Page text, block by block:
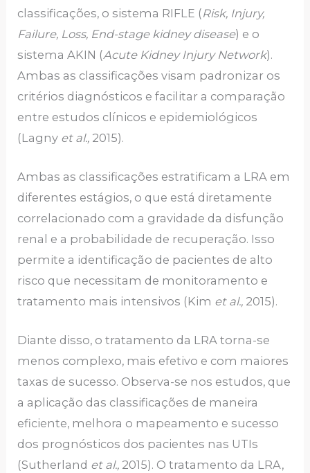
classificações, o sistema RIFLE (Risk, Injury,
Failure, Loss, End-stage kidney disease) e o
sistema AKIN (Acute Kidney Injury Network).
Ambas as classificações visam padronizar os
critérios diagnósticos e facilitar a comparação
entre estudos clínicos e epidemiológicos
(Lagny et al., 2015).
Ambas as classificações estratificam a LRA em
diferentes estágios, o que está diretamente
correlacionado com a gravidade da disfunção
renal e a probabilidade de recuperação. Isso
permite a identificação de pacientes de alto
risco que necessitam de monitoramento e
tratamento mais intensivos (Kim et al., 2015).
Diante disso, o tratamento da LRA torna-se
menos complexo, mais efetivo e com maiores
taxas de sucesso. Observa-se nos estudos, que
a aplicação das classificações de maneira
eficiente, melhora o mapeamento e sucesso
dos prognósticos dos pacientes nas UTIs
(Sutherland et al., 2015). O tratamento da LRA,